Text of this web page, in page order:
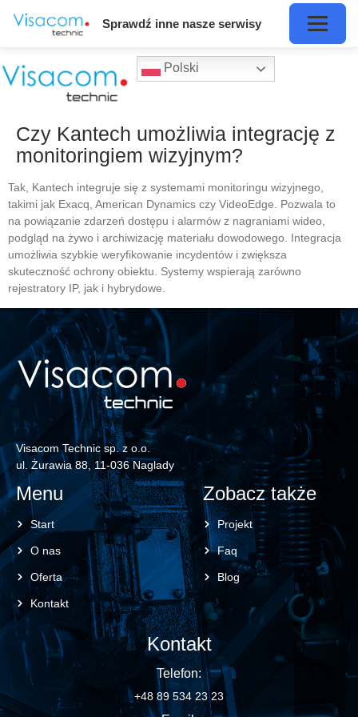
Polski
Czy Kantech umożliwia integrację z
monitoringiem wizyjnym?
Tak, Kantech integruje się z systemami monitoringu wizyjnego,
takimi jak Exacq, American Dynamics czy VideoEdge. Pozwala to
na powiązanie zdarzeń dostępu i alarmów z nagraniami wideo,
podgląd na żywo i archiwizację materiału dowodowego. Integracja
umożliwia szybkie weryfikowanie incydentów i zwiększa
skuteczność ochrony obiektu. Systemy wspierają zarówno
rejestratory IP, jak i hybrydowe.
Visacom Technic sp. z o.o.
ul. Żurawia 88, 11-036 Naglady
Menu
Start
O nas
Oferta
Kontakt
Zobacz także
Projekt
Faq
Blog
Kontakt
Telefon:
+48 89 534 23 23
Sprawdź inne nasze serwisy